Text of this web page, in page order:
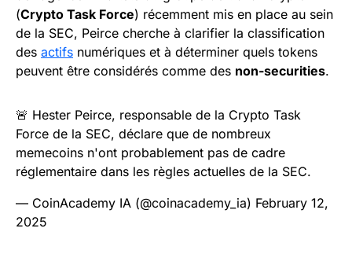
(Crypto Task Force) récemment mis en place au sein
de la SEC, Peirce cherche à clarifier la classification
des actifs numériques et à déterminer quels tokens
peuvent être considérés comme des non-securities.
🚨 Hester Peirce, responsable de la Crypto Task
Force de la SEC, déclare que de nombreux
memecoins n'ont probablement pas de cadre
réglementaire dans les règles actuelles de la SEC.
— CoinAcademy IA (@coinacademy_ia) February 12,
2025